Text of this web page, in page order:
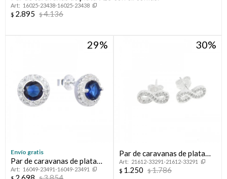
16025-23438-16025-23438
$ 2.895 $4.136
29
Envío gratis
Par de caravanas de plata
925 con circonias.
16049-23491-16049-23491
30
Par de caravanas de plata
925 con circonias,
INFINITO.
21612-33291-21612-33291
$ 1.250 $1.786